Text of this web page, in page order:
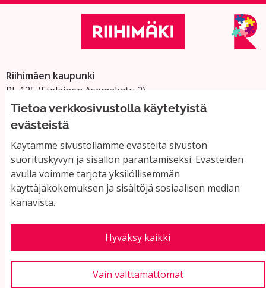
Tietoa verkkosivustolla käytetyistä
evästeistä
Käytämme sivustollamme evästeitä sivuston
suorituskyvyn ja sisällön parantamiseksi. Evästeiden
avulla voimme tarjota yksilöllisemmän
käyttäjäkokemuksen ja sisältöjä sosiaalisen median
kanavista.
Hyväksy kaikki
Vain välttämättömät
Riihimäen kaupunki
PL 125 (Eteläinen Asemakatu 2)
11101 Riihimäki
Vaihde: 019 758 4000
Sähköpostiosoitteet:
etunimi.sukunimi@riihimaki.fi
Yhteystiedot ja usein kysyttyä
Käyttöehdot
Evästeasetukset